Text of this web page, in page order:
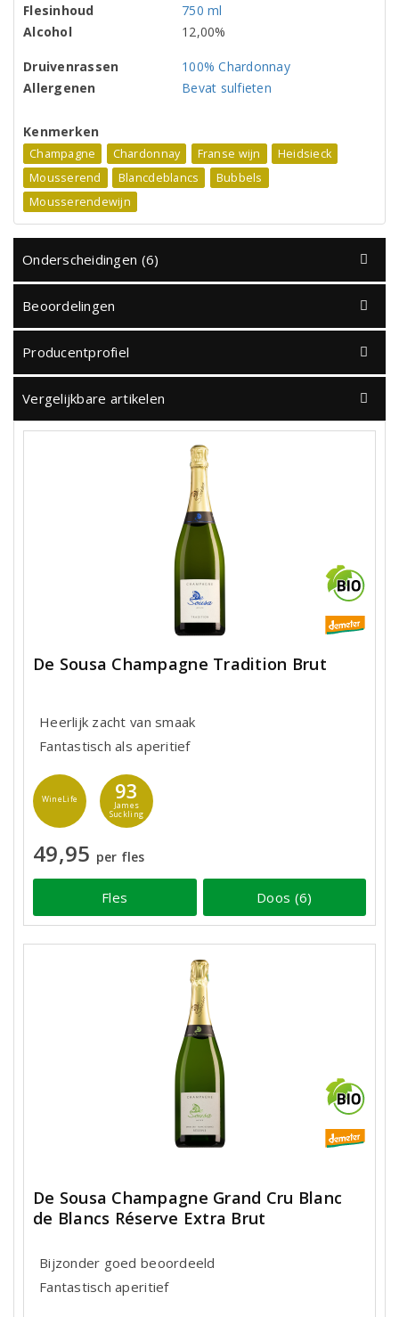
Flesinhoud
750 ml
Alcohol
12,00%
Druivenrassen
100% Chardonnay
Allergenen
Bevat sulfieten
Kenmerken
Champagne Chardonnay Franse wijn
Heidsieck
Mousserend
Blancdeblancs
Bubbels
Mousserendewijn
Onderscheidingen (6)
Beoordelingen
Producentprofiel
Vergelijkbare artikelen
De Sousa Champagne Tradition Brut
Heerlijk zacht van smaak
Fantastisch als aperitief
WineLife 93
James
Suckling
49,95 per fles
Fles Doos (6)
De Sousa Champagne Grand Cru Blanc
de Blancs Réserve Extra Brut
Bijzonder goed beoordeeld
Fantastisch aperitief